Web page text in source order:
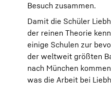
Besuch zusammen.
Damit die Schüler
der reinen Theorie
einige Schulen zur
der weltweit größten
nach München
was die Arbeit bei